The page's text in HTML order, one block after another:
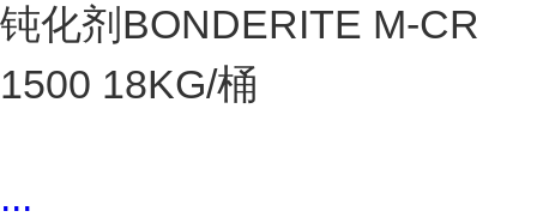
钝化剂BONDERITE M-CR
1500 18KG/桶
...